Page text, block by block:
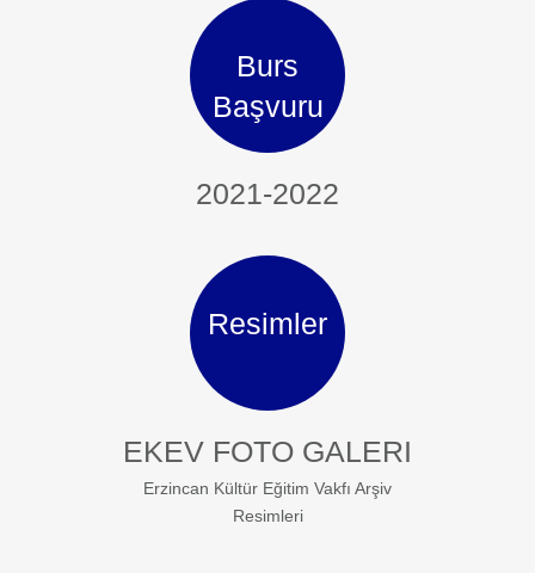
Burs
Başvuru
2021-2022
Resimler
EKEV FOTO GALERI
Erzincan Kültür Eğitim Vakfı Arşiv
Resimleri